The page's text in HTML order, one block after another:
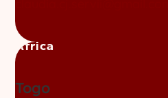
Africa
Togo